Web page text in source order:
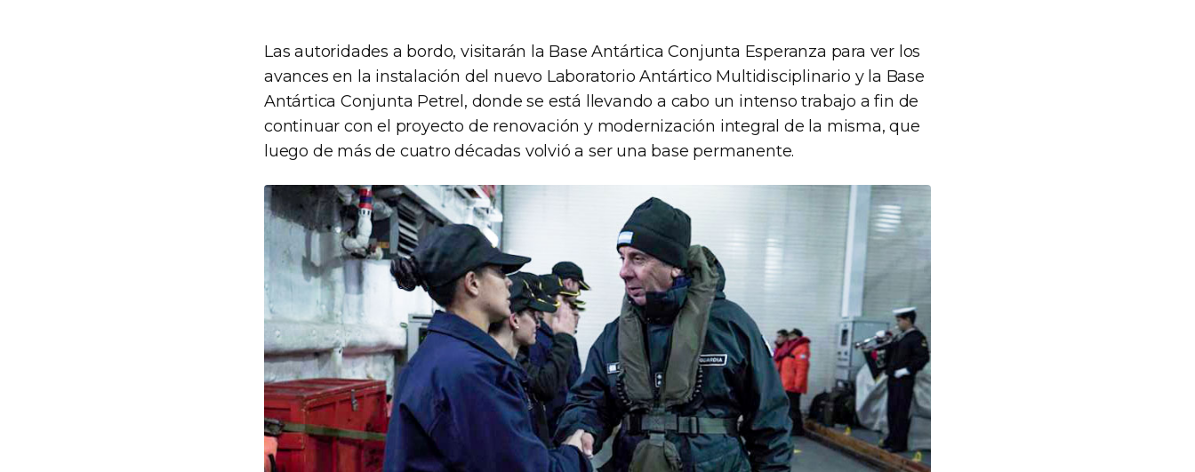
Las autoridades a bordo, visitarán la Base Antártica Conjunta Esperanza para ver los
avances en la instalación del nuevo Laboratorio Antártico Multidisciplinario y la Base
Antártica Conjunta Petrel, donde se está llevando a cabo un intenso trabajo a fin de
continuar con el proyecto de renovación y modernización integral de la misma, que
luego de más de cuatro décadas volvió a ser una base permanente.